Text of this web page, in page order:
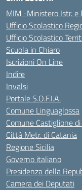
MIM -Ministero Istr. e
Ufficio Scolastico
Ufficio Scolastico
Scuola in Chiaro
Iscrizioni On Line
Indire
Invalsi
Portale S.O.F.I.A.
Comune Linguaglossa
Comune Castiglione
Città Metr. di Catania
Regione Sicilia
Governo italiano
Presidenza della
Camera dei Deputati